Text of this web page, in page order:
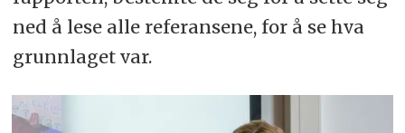
ned å lese alle referansene, for å se hva
grunnlaget var.